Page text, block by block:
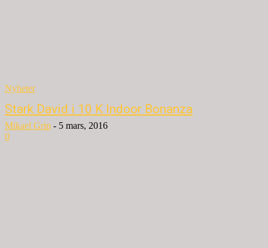
Nyheter
Stark David i 10 K Indoor Bonanza
Mikael Grip - 5 mars, 2016
0